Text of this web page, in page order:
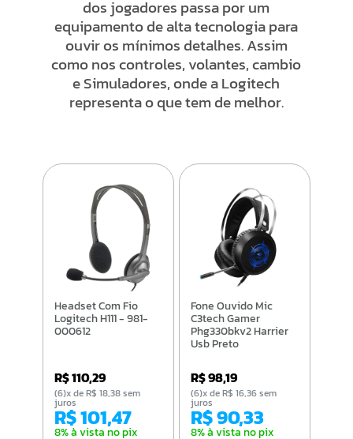
dos jogadores passa por um
equipamento de alta tecnologia para
ouvir os mínimos detalhes. Assim
como nos controles, volantes, cambio
e Simuladores, onde a Logitech
representa o que tem de melhor.
Headset Com Fio
Logitech H111 - 981-
000612
R$ 110,29
R$ 101,47
8% à vista no pix
(6)x de R$ 18,38 sem
juros
Fone Ouvido Mic
C3tech Gamer
Phg330bkv2 Harrier
Usb Preto
R$ 98,19
R$ 90,33
8% à vista no pix
(6)x de R$ 16,36 sem
juros